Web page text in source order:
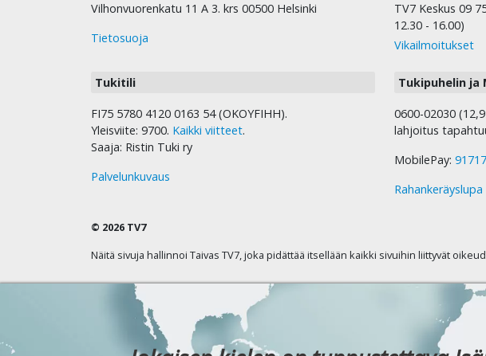
Vilhonvuorenkatu 11 A 3. krs 00500 Helsinki
Tietosuoja
TV7 Keskus 09
12.30 - 16.00)
Vikailmoitukset
Tukitili
FI75 5780 4120 0163 54 (OKOYFIHH).
Yleisviite: 9700. Kaikki viitteet.
Saaja: Ristin Tuki ry
Palvelunkuvaus
Tukipuhelin ja
0600-02030
lahjoitus
MobilePay: 91717
Rahankeräyslupa
© 2026 TV7
Näitä sivuja hallinnoi Taivas TV7, joka pidättää itsellään kaikki sivuihin liittyvät